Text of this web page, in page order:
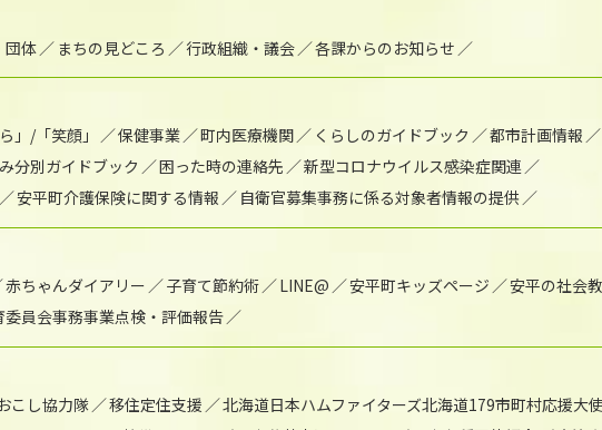
団体 まちの見どころ 行政組織・議会 各課からのお知らせ
」/「笑顔」 保健事業 町内医療機関 くらしのガイドブック 都市計画情報
分別ガイドブック 困った時の連絡先
新型コロナウイルス感染症関連
安平町介護保険に関する情報 自衛官募集事務に係る対象者情報の提供
赤ちゃんダイアリー 子育て節約術 LINE@ 安平町キッズページ 安平の社会
委員会事務事業点検・評価報告
こし協力隊 移住定住支援 北海道日本ハムファイターズ北海道179市町村応援大使